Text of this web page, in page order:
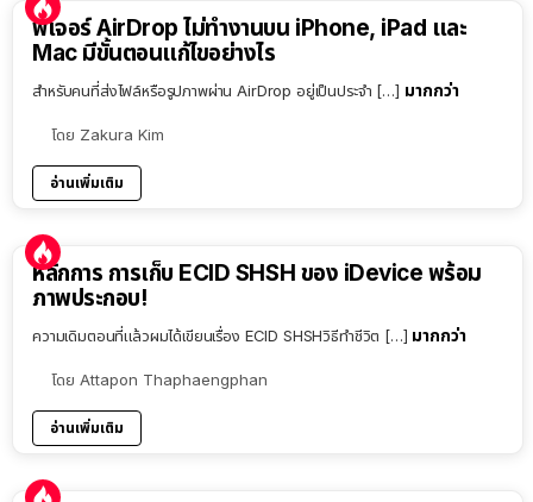
ฟีเจอร์ AirDrop ไม่ทำงานบน iPhone, iPad และ
Mac มีขั้นตอนแก้ไขอย่างไร
สำหรับคนที่ส่งไฟล์หรือรูปภาพผ่าน AirDrop อยู่เป็นประจำ […] มากกว่า
โดย Zakura Kim
อ่านเพิ่มเติม
หลักการ การเก็บ ECID SHSH ของ iDevice พร้อม
ภาพประกอบ!
ความเดิมตอนที่แล้วผมได้เขียนเรื่อง ECID SHSHวิธีทำชีวิต […] มากกว่า
โดย Attapon Thaphaengphan
อ่านเพิ่มเติม